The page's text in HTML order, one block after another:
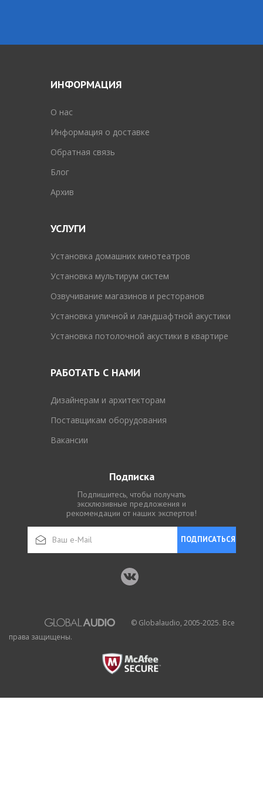
ИНФОРМАЦИЯ
O нас
Информация о доставке
Обратная связь
Блог
Архив
УСЛУГИ
Установка домашних кинотеатров
Установка мультирум систем
Озвучивание магазинов и ресторанов
Установка уличной и ландшафтной акустики
Установка потолочной акустики в квартире
РАБОТАТЬ С НАМИ
Дизайнерам и архитекторам
Поставщикам оборудования
Вакансии
Подписка
Подпишитесь, чтобы получать
эксклюзивные предложения и
рекомендации от наших экспертов!
ПОДПИСАТЬСЯ
© Globalaudio, 2005-2025. Все
права защищены.